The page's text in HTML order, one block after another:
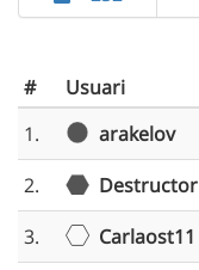
# Usuari
1. arakelov
2.
Destructor
3.
Carlaost11